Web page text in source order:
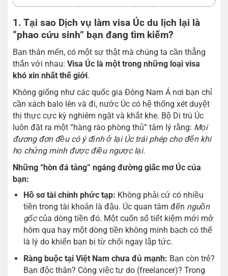
1. Tại sao Dịch vụ làm visa Úc du lịch lại là
“phao cứu sinh” bạn đang tìm kiếm?
Bạn thân mến, có một sự thật mà chúng ta cần thẳng
thắn với nhau: Visa Úc là một trong những loại visa
khó xin nhất thế giới.
Không giống như các quốc gia Đông Nam Á nơi bạn chỉ
cần xách balo lên và đi, nước Úc có hệ thống xét duyệt
thị thực cực kỳ nghiêm ngặt và khắt khe. Bộ Di trú Úc
luôn đặt ra một “hàng rào phòng thủ” tâm lý rằng: Mọi
đương đơn đều có ý định ở lại Úc trái phép cho đến khi
họ chứng minh được điều ngược lại.
Những “hòn đá tảng” ngáng đường giấc mơ Úc của
bạn:
Hồ sơ tài chính phức tạp: Không phải cứ có nhiều
tiền trong tài khoản là đậu. Úc quan tâm đến nguồn
gốccủa dòng tiền đó. Một cuốn sổ tiết kiệm mới mở
hôm qua hay một dòng tiền không minh bạch có thể
là lý do khiến bạn bị từ chối ngay lập tức.
Ràng buộc tại Việt Nam chưa đủ mạnh: Bạn còn trẻ?
Bạn độc thân? Công việc tự do (freelancer)? Trong